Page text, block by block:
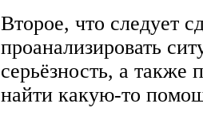
Второе, что следует
проанализировать
серьёзность, а также
найти какую-то